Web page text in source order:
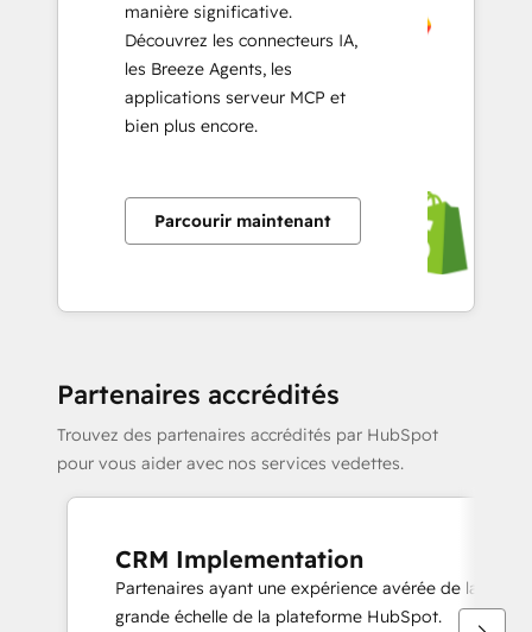
manière significative.
Découvrez les connecteurs IA,
les Breeze Agents, les
applications serveur MCP et
bien plus encore.
Parcourir maintenant
Partenaires accrédités
Trouvez des partenaires accrédités par HubSpot
pour vous aider avec nos services vedettes.
CRM Implementation
Partenaires ayant une expérience avérée de la
grande échelle de la plateforme HubSpot.